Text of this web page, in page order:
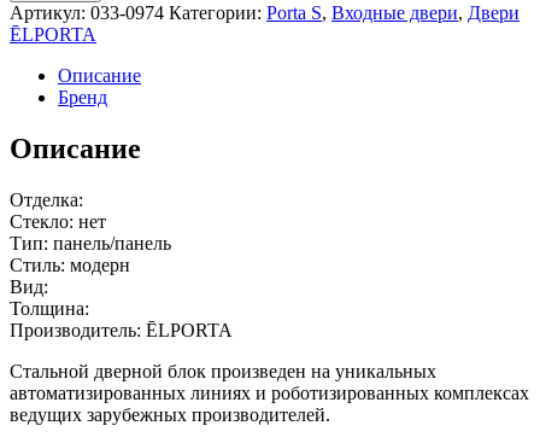
Артикул: 033-0974 Категории: Porta S, Входные двери, Двери
ĒLPORTA
Описание
Бренд
Описание
Отделка:
Стекло: нет
Тип: панель/панель
Стиль: модерн
Вид:
Толщина:
Производитель: ĒLPORTA
Стальной дверной блок произведен на уникальных
автоматизированных линиях и роботизированных комплексах
ведущих зарубежных производителей.